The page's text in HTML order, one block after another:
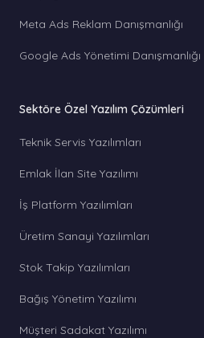
Meta Ads Reklam Danışmanlığı
Google Ads Yönetimi Danışmanlığı
Sektöre Özel Yazılım Çözümleri
Teknik Servis Yazılımları
Emlak İlan Site Yazılımı
İş Platform Yazılımları
Üretim Sanayi Yazılımları
Stok Takip Yazılımları
Bağış Yönetim Yazılımı
Müşteri Sadakat Yazılımı